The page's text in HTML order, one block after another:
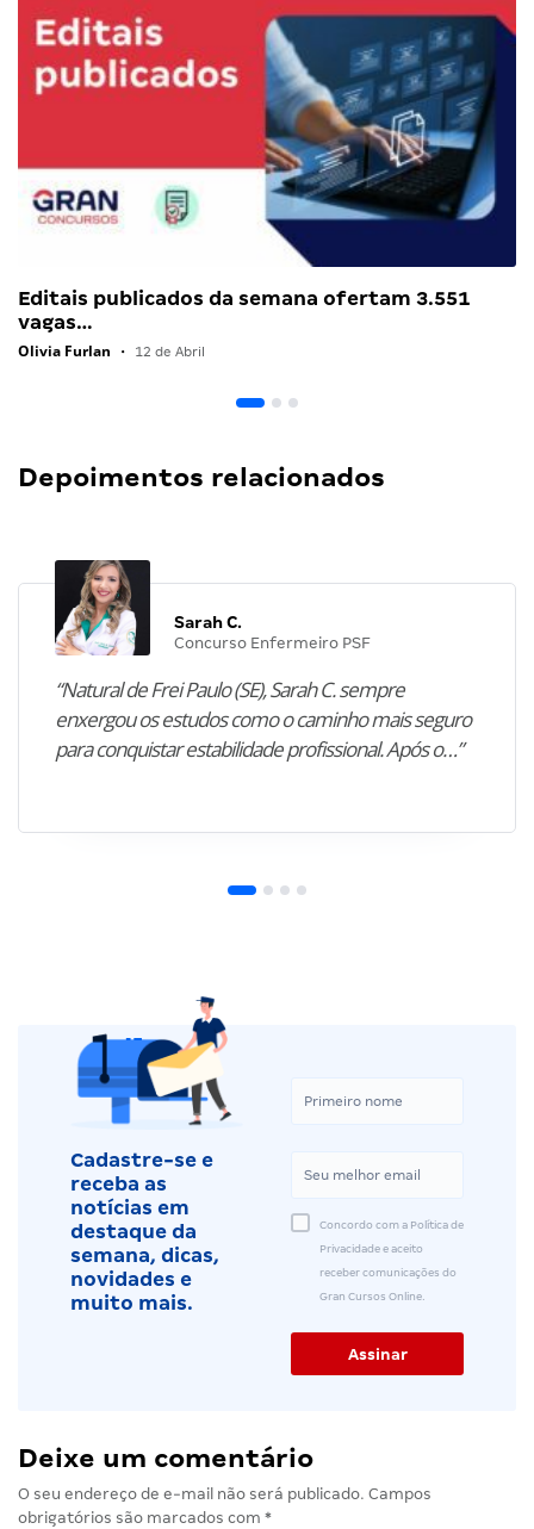
Editais publicados da semana ofertam 3.551
vagas…
Olivia Furlan • 12 de Abril
Depoimentos relacionados
Sarah C.
Concurso Enfermeiro PSF
“Natural de Frei Paulo (SE), Sarah C. sempre
enxergou os estudos como o caminho mais seguro
para conquistar estabilidade profissional. Após o…”
Cadastre-se e
receba as
notícias em
destaque da
semana, dicas,
novidades e
muito mais.
Concordo com a Política de
Privacidade e aceito
receber comunicações do
Gran Cursos Online.
Deixe um comentário
O seu endereço de e-mail não será publicado. Campos
obrigatórios são marcados com *